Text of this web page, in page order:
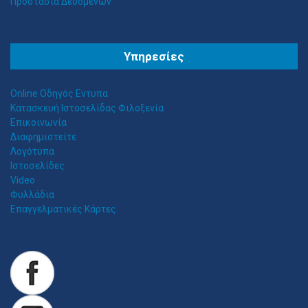
Υπηρεσίες
Online Οδηγός Εντυπα
Κατασκευή Ιστοσελίδας Φιλοξενία
Επικοινωνία
Διαφημιστείτε
Λογότυπα
Ιστοσελίδες
Video
Φυλλάδια
Επαγγελματικές Κάρτες